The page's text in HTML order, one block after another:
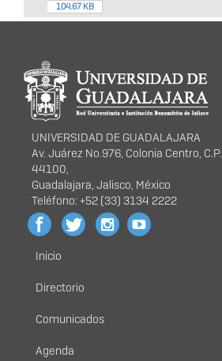
104.67 KB
Información del
portal
UNIVERSIDAD DE GUADALAJARA
Av. Juárez No.976, Colonia Centro, C.P.
44100,
Guadalajara, Jalisco, México
Teléfono: +52 (33) 3134 2222
Menú
principal
Inicio
Directorio
Comunicados
Agenda